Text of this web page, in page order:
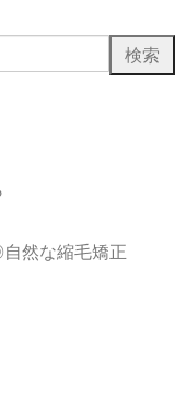
然な縮毛矯正